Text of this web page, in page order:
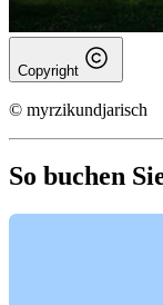
Copyright
© myrzikundjarisch
So buchen